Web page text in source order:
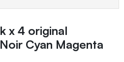
x 4 original
Cyan Magenta